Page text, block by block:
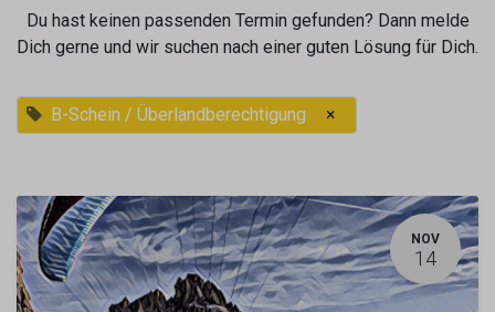
Du hast keinen passenden Termin gefunden? Dann melde
Dich gerne und wir suchen nach einer guten Lösung für Dich.
B-Schein / Überlandberechtigung ×
NOV
14